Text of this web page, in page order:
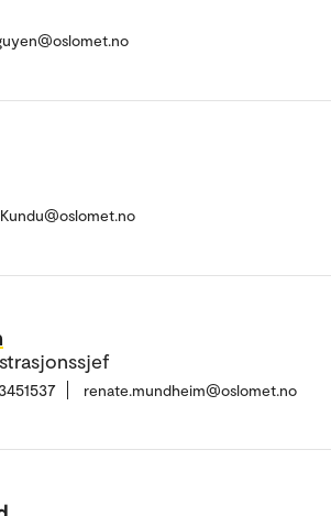
renate.mundheim@oslomet.no